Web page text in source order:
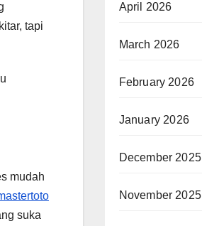
tapi
mudah
suka
April 2026
March 2026
February 2026
January 2026
December 2025
November 2025